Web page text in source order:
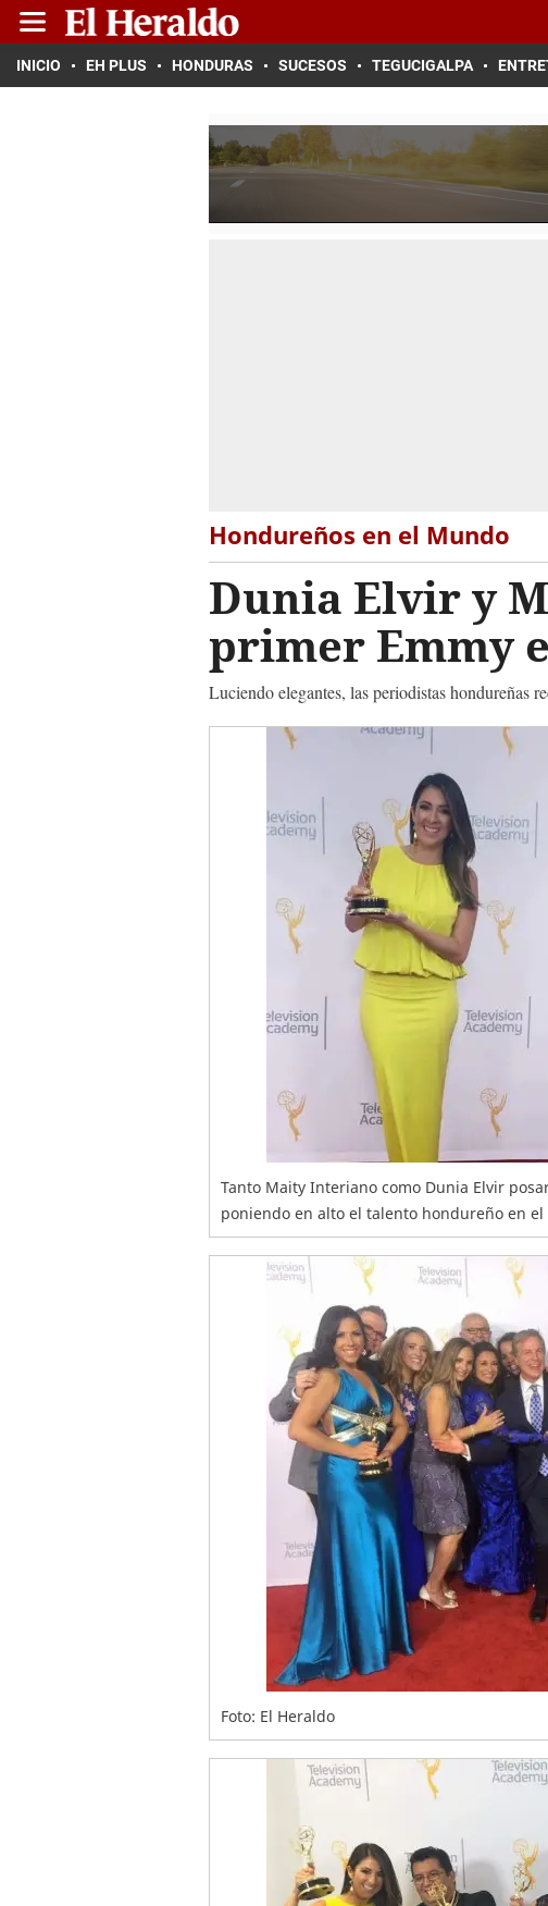
INICIO EH PLUS HONDURAS SUCESOS TEGUCIGALPA
Hondureños en el Mundo
Dunia Elvir y
primer Emmy
Luciendo elegantes, las periodistas hondureñas
Tanto Maity Interiano como Dunia Elvir
poniendo en alto el talento hondureño en
Foto: El Heraldo